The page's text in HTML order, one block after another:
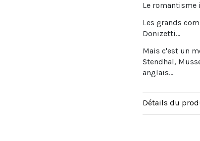
Le romantisme
Les grands
Donizetti...
Mais c'est un
Stendhal,
anglais...
Détails du